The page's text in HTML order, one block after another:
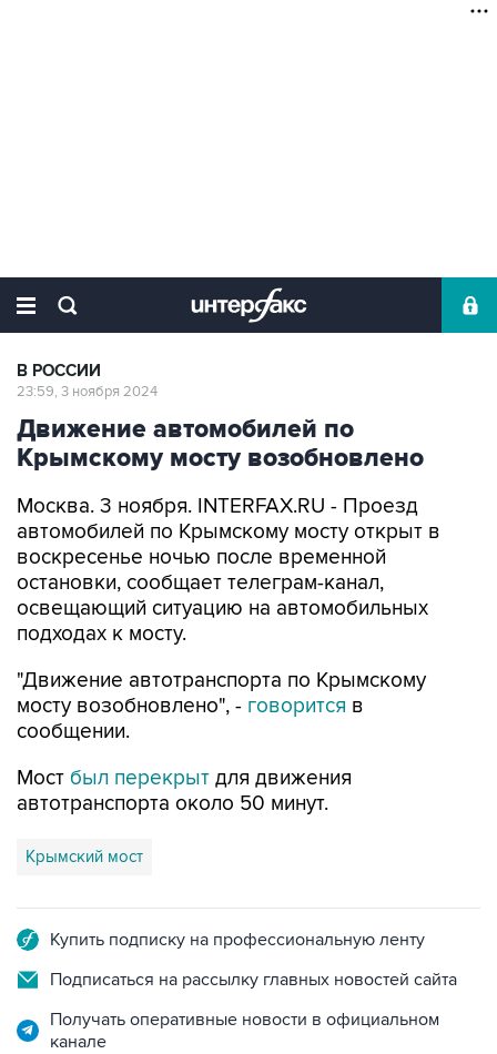
В РОССИИ
23:59, 3 ноября 2024
Движение автомобилей по
Крымскому мосту возобновлено
Москва. 3 ноября. INTERFAX.RU - Проезд
автомобилей по Крымскому мосту открыт в
воскресенье ночью после временной
остановки, сообщает телеграм-канал,
освещающий ситуацию на автомобильных
подходах к мосту.
"Движение автотранспорта по Крымскому
мосту возобновлено", - говорится в
сообщении.
Мост был перекрыт для движения
автотранспорта около 50 минут.
Крымский мост
Купить подписку на профессиональную ленту
Подписаться на рассылку главных новостей сайта
Получать оперативные новости в официальном
канале